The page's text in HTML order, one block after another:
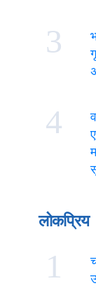
3
4
लोकप्रिय
1